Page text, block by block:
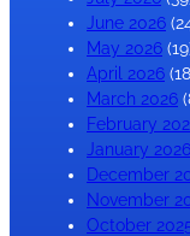
June 2026
May 2026
April 2026
March 2026
February
January 2026
December
November
October